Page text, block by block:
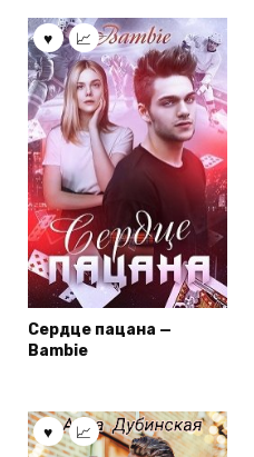
Сердце пацана —
Bambie